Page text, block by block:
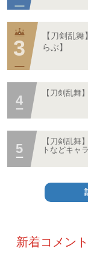
【刀剣乱
らぶ】
【刀剣乱舞
【刀剣乱舞
トなどキャ
新着コメント